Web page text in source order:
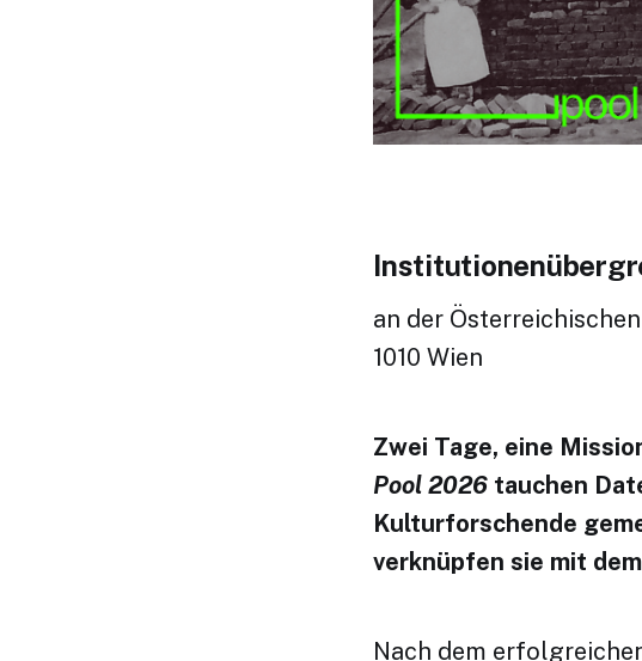
an der
1010 Wien
Zwei Tage, eine
Pool 2026 tauchen
Kulturforschende
verknüpfen sie mit
Nach dem